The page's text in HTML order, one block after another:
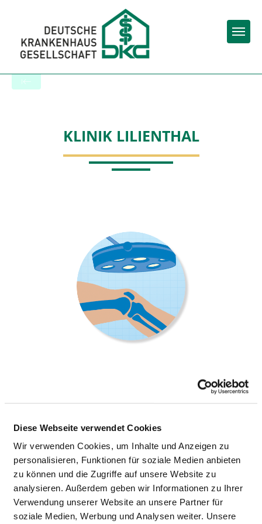
Diese Webseite verwendet Cookies
Wir verwenden Cookies, um Inhalte und Anzeigen zu
personalisieren, Funktionen für soziale Medien anbieten
zu können und die Zugriffe auf unsere Website zu
analysieren. Außerdem geben wir Informationen zu Ihrer
Verwendung unserer Website an unsere Partner für
soziale Medien, Werbung und Analysen weiter. Unsere
KLINIK LILIENTHAL
Moorhauser Landstraße 3c
28865 Lilienthal
Tel.:
04298-271-0
Mail:
ed.lahtneilil-kinilk@thcerbneger.b
Anfahrt